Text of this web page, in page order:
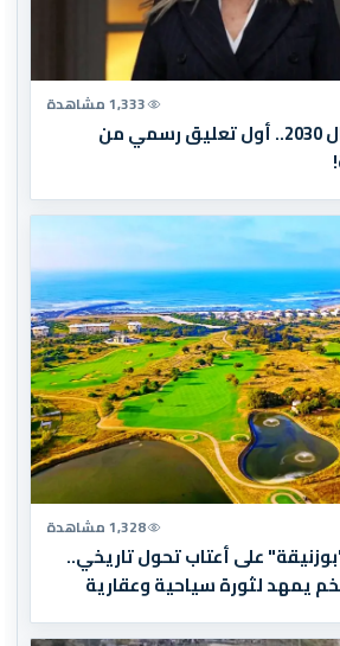
1,333 مشاهدة
جدل نهائي مونديال 2030.. أول تعليق رسمي من
1,328 مشاهدة
على أعتاب تحول تاريخي..
يمهد لثورة سياحية وعقارية